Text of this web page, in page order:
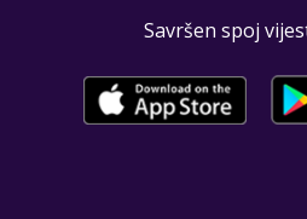
Savršen spoj